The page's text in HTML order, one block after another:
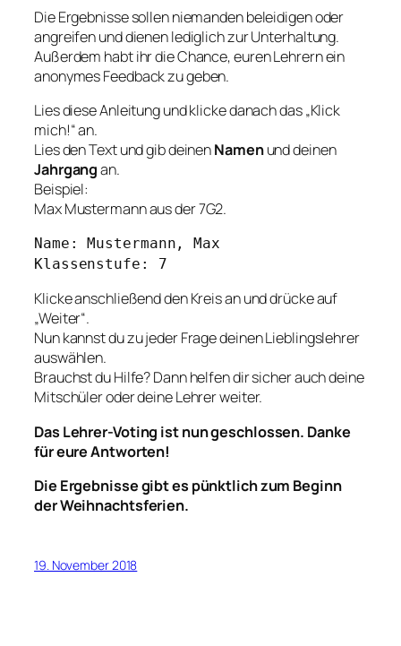
Die Ergebnisse sollen niemanden beleidigen oder
angreifen und dienen lediglich zur Unterhaltung.
Außerdem habt ihr die Chance, euren Lehrern ein
anonymes Feedback zu geben.
Lies diese Anleitung und klicke danach das „Klick
mich!“ an.
Lies den Text und gib deinenNamenund deinen
Jahrgangan.
Beispiel:
Max Mustermann aus der 7G2.
Name: Mustermann, Max
Klassenstufe: 7
Klicke anschließend den Kreis an und drücke auf
„Weiter“.
Nun kannst du zu jeder Frage deinen Lieblingslehrer
auswählen.
Brauchst du Hilfe? Dann helfen dir sicher auch deine
Mitschüler oder deine Lehrer weiter.
Das Lehrer-Voting ist nun geschlossen. Danke
für eure Antworten!
Die Ergebnisse gibt es pünktlich zum Beginn
der Weihnachtsferien.
19. November 2018